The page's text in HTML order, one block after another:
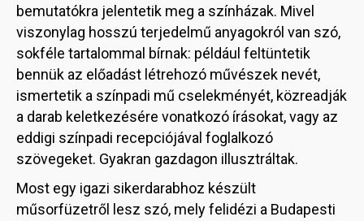
bemutatókra jelentetik meg a színházak. Mivel
viszonylag hosszú terjedelmű anyagokról van szó,
sokféle tartalommal bírnak: például feltüntetik
bennük az előadást létrehozó művészek nevét,
ismertetik a színpadi mű cselekményét, közreadják
a darab keletkezésére vonatkozó írásokat, vagy az
eddigi színpadi recepciójával foglalkozó
szövegeket. Gyakran gazdagon illusztráltak.
Most egy igazi sikerdarabhoz készült
műsorfüzetről lesz szó, mely felidézi a Budapesti